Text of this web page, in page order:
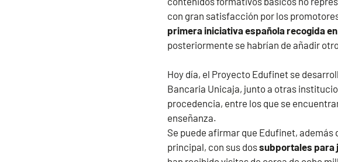
con gran satisfacción por los
primera iniciativa española recogida
posteriormente se habrían de añadir
Hoy día, el Proyecto Edufinet se
Bancaria Unicaja, junto a otras
procedencia, entre los que se
enseñanza.
Se puede afirmar que Edufinet,
principal, con sus dossubportales para